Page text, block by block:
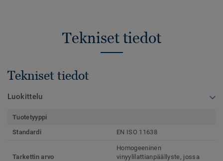
Tekniset tiedot
Tekniset tiedot
Luokittelu
Tuotetyyppi
Standardi
EN ISO 11638
Tarkettin arvo
Homogeeninen
vinyylilattianpäällyste, jossa